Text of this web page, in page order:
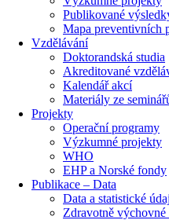
Publikované
Mapa preventivních
Vzdělávání
Doktorandská studia
Akreditované
Kalendář akcí
Materiály ze
Projekty
Operační programy
Výzkumné projekty
WHO
EHP a Norské fondy
Publikace – Data
Data a statistické
Zdravotně výchovné